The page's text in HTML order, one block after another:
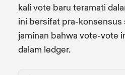
kali vote baru teramati
ini bersifat pra-konsensus
jaminan bahwa vote-vote
dalam ledger.